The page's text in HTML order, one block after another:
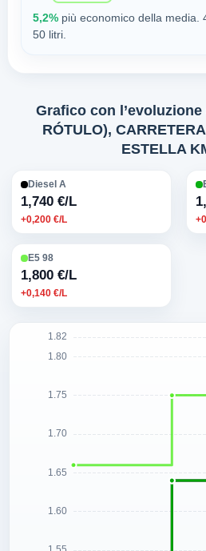
5,2%più economico della media.
50 litri.
Grafico con
RÓTULO),
ESTELLA
Diesel A
1,740 €/L
+0,200 €/L
E5 98
1,800 €/L
+0,140 €/L